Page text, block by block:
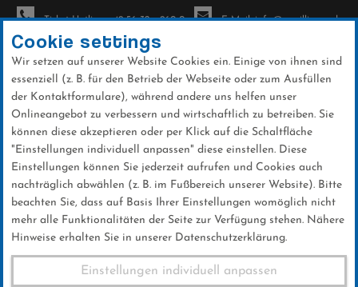
Direkt
zum
Inhalt
Ticket-Hotline: +49 56 32 - 960-0 E-Mail: info@sc-willingen.de
News
Leyhe & Co. Springen um DM-
Cookie settings
Wir setzen auf unserer Website Cookies ein. Einige von ihnen sind
essenziell (z. B. für den Betrieb der Webseite oder zum Ausfüllen
der Kontaktformulare), während andere uns helfen unser
Onlineangebot zu verbessern und wirtschaftlich zu betreiben. Sie
können diese akzeptieren oder per Klick auf die Schaltfläche
"Einstellungen individuell anpassen" diese einstellen. Diese
Einstellungen können Sie jederzeit aufrufen und Cookies auch
nachträglich abwählen (z. B. im Fußbereich unserer Website). Bitte
beachten Sie, dass auf Basis Ihrer Einstellungen womöglich nicht
mehr alle Funktionalitäten der Seite zur Verfügung stehen. Nähere
Hinweise erhalten Sie in unserer Datenschutzerklärung.
Einstellungen individuell anpassen